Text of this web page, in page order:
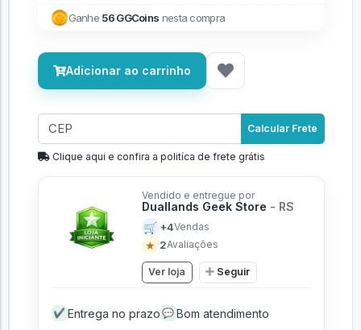
Ganhe 56 GGCoins nesta compra
Adicionar ao carrinho
Calcular Frete
Clique aqui e confira a politíca de frete grátis
Vendido e entregue por
Duallands Geek Store - RS
🛒 +4Vendas
★ 2Avaliações
Ver loja Seguir
✔ Entrega no prazo 💬 Bom atendimento